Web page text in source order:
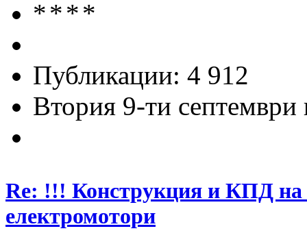
Публикации: 4 912
Втория 9-ти
Re: !!! Конструкция и КПД на
електромотори